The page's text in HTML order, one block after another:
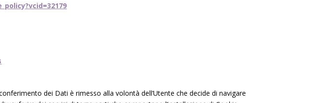
dei Dati è rimesso alla volontà dell’Utente che decide di navigare